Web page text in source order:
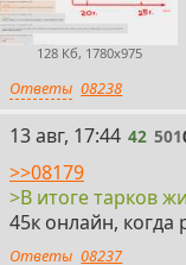
128 Кб, 1780x975
Ответы 08238
42
13 авг, 17:44 42 501
>>08179
>В итоге тарков
45к онлайн,
Ответы 08237